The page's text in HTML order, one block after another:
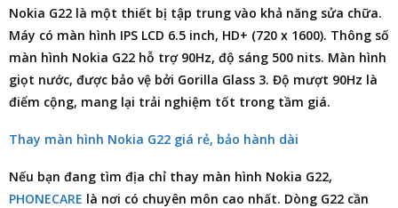
Nokia G22 là một thiết bị tập trung vào khả năng sửa chữa.
Máy có màn hình IPS LCD 6.5 inch, HD+ (720 x 1600). Thông số
màn hình Nokia G22 hỗ trợ 90Hz, độ sáng 500 nits. Màn hình
giọt nước, được bảo vệ bởi Gorilla Glass 3. Độ mượt 90Hz là
điểm cộng, mang lại trải nghiệm tốt trong tầm giá.
Thay màn hình Nokia G22 giá rẻ, bảo hành dài
Nếu bạn đang tìm địa chỉ thay màn hình Nokia G22,
PHONECARE là nơi có chuyên môn cao nhất. Dòng G22 cần